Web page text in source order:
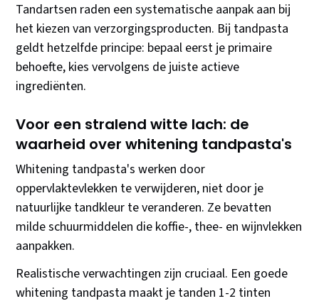
Tandartsen raden een systematische aanpak aan bij
het kiezen van verzorgingsproducten. Bij tandpasta
geldt hetzelfde principe: bepaal eerst je primaire
behoefte, kies vervolgens de juiste actieve
ingrediënten.
Voor een stralend witte lach: de
waarheid over whitening tandpasta's
Whitening tandpasta's werken door
oppervlaktevlekken te verwijderen, niet door je
natuurlijke tandkleur te veranderen. Ze bevatten
milde schuurmiddelen die koffie-, thee- en wijnvlekken
aanpakken.
Realistische verwachtingen zijn cruciaal. Een goede
whitening tandpasta maakt je tanden 1-2 tinten